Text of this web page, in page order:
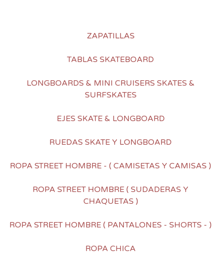
ZAPATILLAS
TABLAS SKATEBOARD
LONGBOARDS & MINI CRUISERS SKATES &
SURFSKATES
EJES SKATE & LONGBOARD
RUEDAS SKATE Y LONGBOARD
ROPA STREET HOMBRE - ( CAMISETAS Y CAMISAS )
ROPA STREET HOMBRE ( SUDADERAS Y
CHAQUETAS )
ROPA STREET HOMBRE ( PANTALONES - SHORTS - )
ROPA CHICA